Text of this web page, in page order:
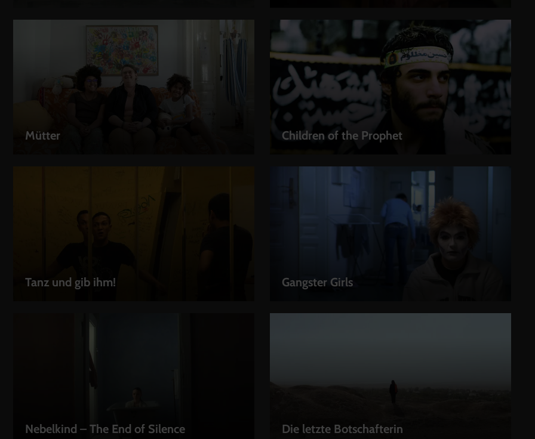
Mütter
LEIHEN Children of the Prophet
LEIHEN
Tanz und gib ihm!
LEIHEN Gangster Girls
LEIHEN
Nebelkind – The End of Silence
LEIHEN Die letzte Botschafterin
LEIHEN